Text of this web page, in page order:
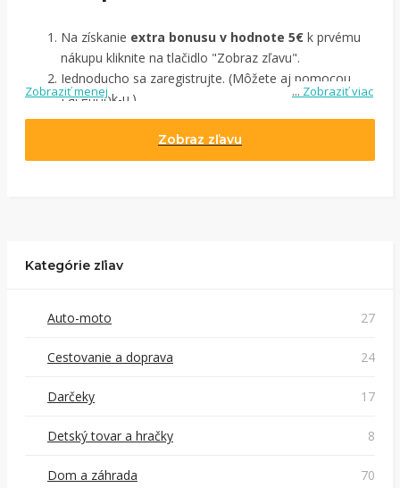
... Zobraziť viac
Na získanie extra bonusu v hodnote 5€ k prvému
nákupu kliknite na tlačidlo "Zobraz zľavu".
Jednoducho sa zaregistrujte. (Môžete aj pomocou
Facebook-u.)
Jednoducho sinájdite obchod, pomocou služby
(v ponuke je cca 1 500 obchodov).
Kliknite na tlačidlo „Nakupovať“.(Následne
peniaze môžete dať hneď vyplatiť na váš bankový
Zobraziť menej
Zobraz zľavu
Kategórie zľiav
Auto-moto 27
Cestovanie a doprava 24
Darčeky 17
Detský tovar a hračky 8
Dom a záhrada 70